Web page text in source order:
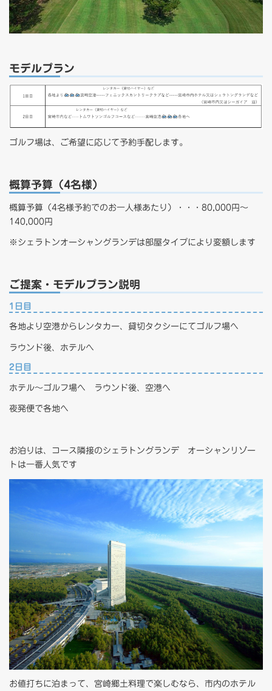
モデルプラン
ゴルフ場は、ご希望に応じて予約手配します。
概算予算（4名様）
概算予算（4名様予約でのお一人様あたり）・・・80,000円～
140,000円
※シェラトンオーシャングランデは部屋タイプにより変額します
ご提案・モデルプラン説明
1日目
各地より空港からレンタカー、貸切タクシーにてゴルフ場へ
ラウンド後、ホテルへ
2日目
ホテル～ゴルフ場へ ラウンド後、空港へ
夜発便で各地へ
お泊りは、コース隣接のシェラトングランデ オーシャンリゾー
トは一番人気です
お値打ちに泊まって、宮崎郷土料理で楽しむなら、市内のホテル